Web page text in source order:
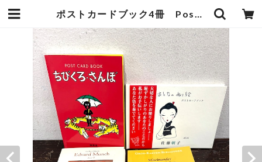
ポストカードブック4冊 Post card Book | zbooks